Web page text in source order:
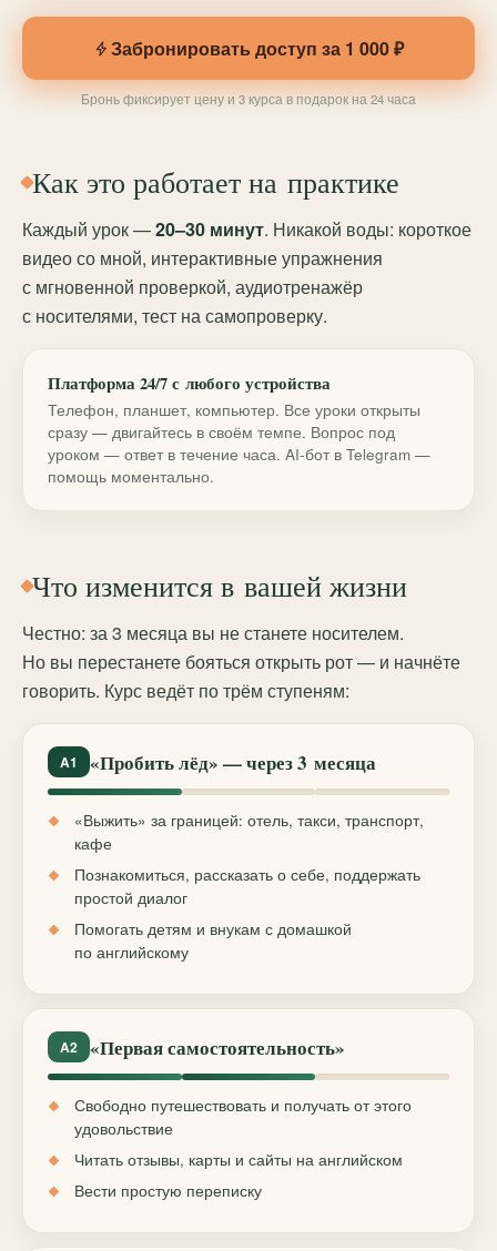
Забронировать доступ за 1 000 ₽
Бронь фиксирует цену и 3 курса в подарок на 24 часа
Как это работает на практике
Каждый урок —20–30 минут. Никакой воды: короткое
видео со мной, интерактивные упражнения
с мгновенной проверкой, аудиотренажёр
с носителями, тест на самопроверку.
Платформа 24/7 с любого устройства
Телефон, планшет, компьютер. Все уроки открыты
сразу — двигайтесь в своём темпе. Вопрос под
уроком — ответ в течение часа. AI-бот в Telegram —
помощь моментально.
Что изменится в вашей жизни
Честно: за 3 месяца вы не станете носителем.
Но вы перестанете бояться открыть рот — и начнёте
говорить. Курс ведёт по трём ступеням:
A1 «Пробить лёд» — через 3 месяца
«Выжить» за границей: отель, такси, транспорт,
кафе
Познакомиться, рассказать о себе, поддержать
простой диалог
Помогать детям и внукам с домашкой
по английскому
A2 «Первая самостоятельность»
Свободно путешествовать и получать от этого
удовольствие
Читать отзывы, карты и сайты на английском
Вести простую переписку